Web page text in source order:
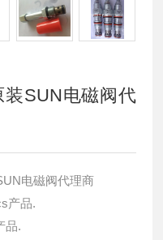
装SUN电磁阀代
电磁阀代理商
产品.
品.